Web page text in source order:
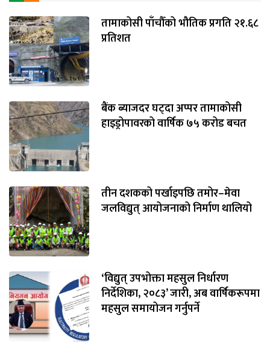
तामाकोसी पाँचौँको भौतिक प्रगति २१.६८
प्रतिशत
बैंक ब्याजदर घट्दा अप्पर तामाकोसी
हाइड्रोपावरको वार्षिक ७५ करोड बचत
तीन दशकको पर्खाइपछि तमोर–मेवा
जलविद्युत् आयोजनाको निर्माण थालियो
‘विद्युत् उपभोक्ता महसुल निर्धारण
निर्देशिका, २०८३’ जारी, अब वार्षिकरूपमा
महसुल समायोजन गर्नुपर्ने